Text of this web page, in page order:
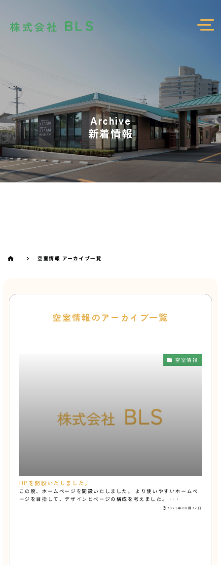
株式会社 BLS
新着情報
Archive
空室情報 アーカイブ一覧
空室情報のアーカイブ一覧
HPを開設いたしました。
2025年08月27日
空室情報
この度、ホームページを開設いたしました。 より使いやすいホームペ
ージを目指して、デザインとページの構成を考えました。 ･･･